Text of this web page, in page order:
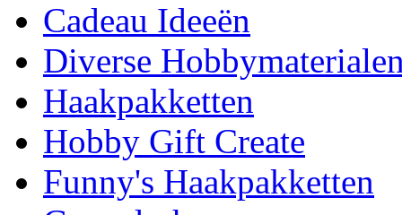
Cadeau Ideeën
Diverse
Haakpakketten
Hobby Gift Create
Funny's Haakpakketten